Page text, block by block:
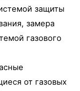
защиты
замера
газового
от газовых